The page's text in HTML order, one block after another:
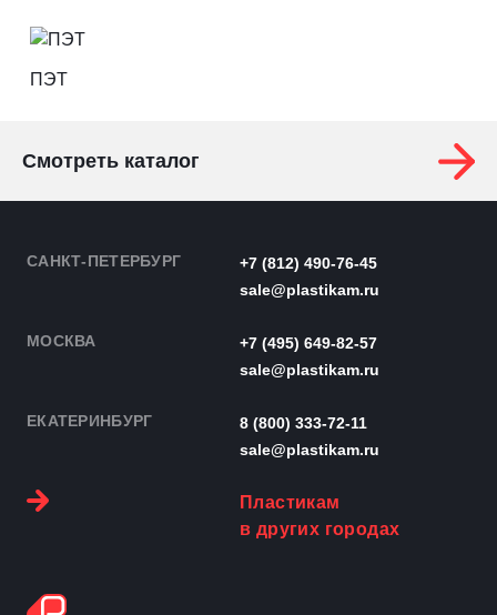
ПЭТ
Смотреть каталог
САНКТ-ПЕТЕРБУРГ
+7 (812) 490-76-45
sale@plastikam.ru
МОСКВА
+7 (495) 649-82-57
sale@plastikam.ru
ЕКАТЕРИНБУРГ
8 (800) 333-72-11
sale@plastikam.ru
Пластикам
в других городах